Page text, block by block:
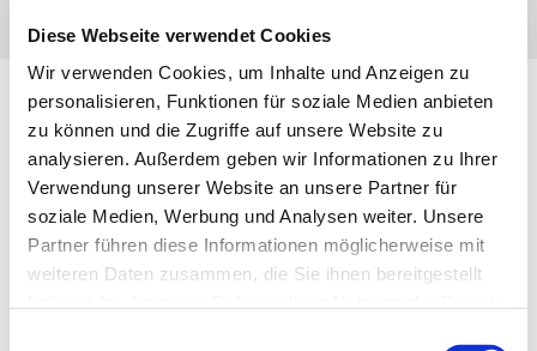
Diese Webseite verwendet Cookies
Wir verwenden Cookies, um Inhalte und Anzeigen zu
personalisieren, Funktionen für soziale Medien anbieten
zu können und die Zugriffe auf unsere Website zu
analysieren. Außerdem geben wir Informationen zu Ihrer
Verwendung unserer Website an unsere Partner für
soziale Medien, Werbung und Analysen weiter. Unsere
Partner führen diese Informationen möglicherweise mit
weiteren Daten zusammen, die Sie ihnen bereitgestellt